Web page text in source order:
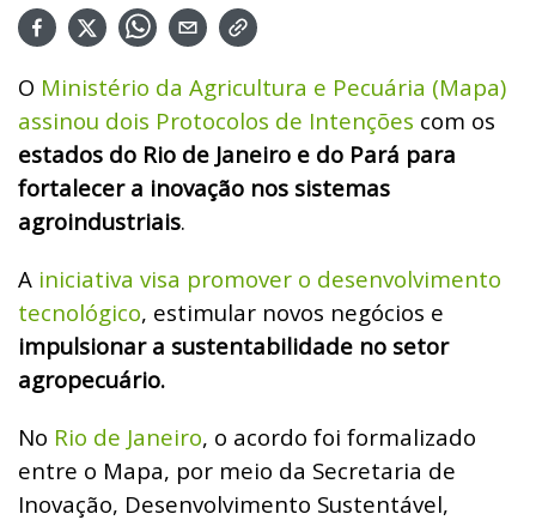
O Ministério da Agricultura e Pecuária (Mapa)
assinou dois Protocolos de Intenções com os
estados do Rio de Janeiro e do Pará para
fortalecer a inovação nos sistemas
agroindustriais.
A iniciativa visa promover o desenvolvimento
tecnológico, estimular novos negócios e
impulsionar a sustentabilidade no setor
agropecuário.
No Rio de Janeiro, o acordo foi formalizado
entre o Mapa, por meio da Secretaria de
Inovação, Desenvolvimento Sustentável,